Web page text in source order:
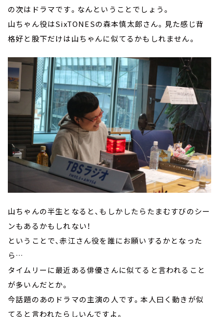
の次はドラマです。なんということでしょう。
山ちゃん役はSixTONESの森本慎太郎さん。見た感じ背
格好と股下だけは山ちゃんに似てるかもしれません。
山ちゃんの半生となると、もしかしたらたまむすびのシー
ンもあるかもしれない！
ということで、赤江さん役を誰にお願いするかとなった
ら…
タイムリーに最近ある俳優さんに似てると言われること
が多いんだとか。
今話題のあのドラマの主演の人です。本人曰く動きが似
てると言われたらしいんですよ。